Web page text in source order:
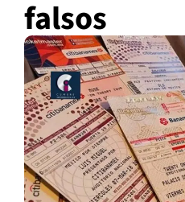
falsos